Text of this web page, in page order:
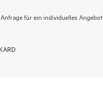
für ein individuelles Angebot